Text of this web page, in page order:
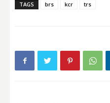
TAGS brs kcr trs